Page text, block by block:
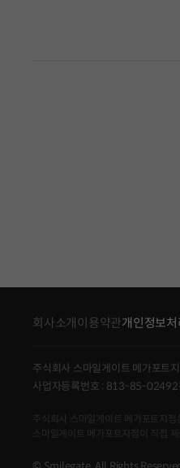
회사소개이용약관개인정보처
주식회사 스마일게이트 메가포트
사업자등록번호 : 813-85-02492
주식회사 스마일게이트 메가포트지
스마일게이트 메가포트지점이 직접